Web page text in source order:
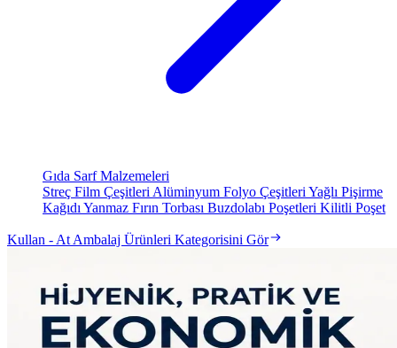
Gıda Sarf Malzemeleri
Streç Film Çeşitleri Alüminyum Folyo Çeşitleri Yağlı Pişirme
Kağıdı Yanmaz Fırın Torbası Buzdolabı Poşetleri Kilitli Poşet
Kullan - At Ambalaj Ürünleri Kategorisini Gör